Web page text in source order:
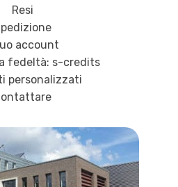
Resi
account
fedeltà: s-credits
personalizzati